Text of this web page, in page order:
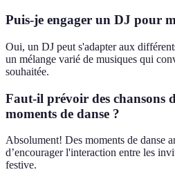
Puis-je engager un DJ pour
Oui, un DJ peut s'adapter aux
un mélange varié de musiques qui
souhaitée.
Faut-il prévoir des chansons
moments de danse ?
Absolument! Des moments de danse
d’encourager l'interaction entre les
festive.